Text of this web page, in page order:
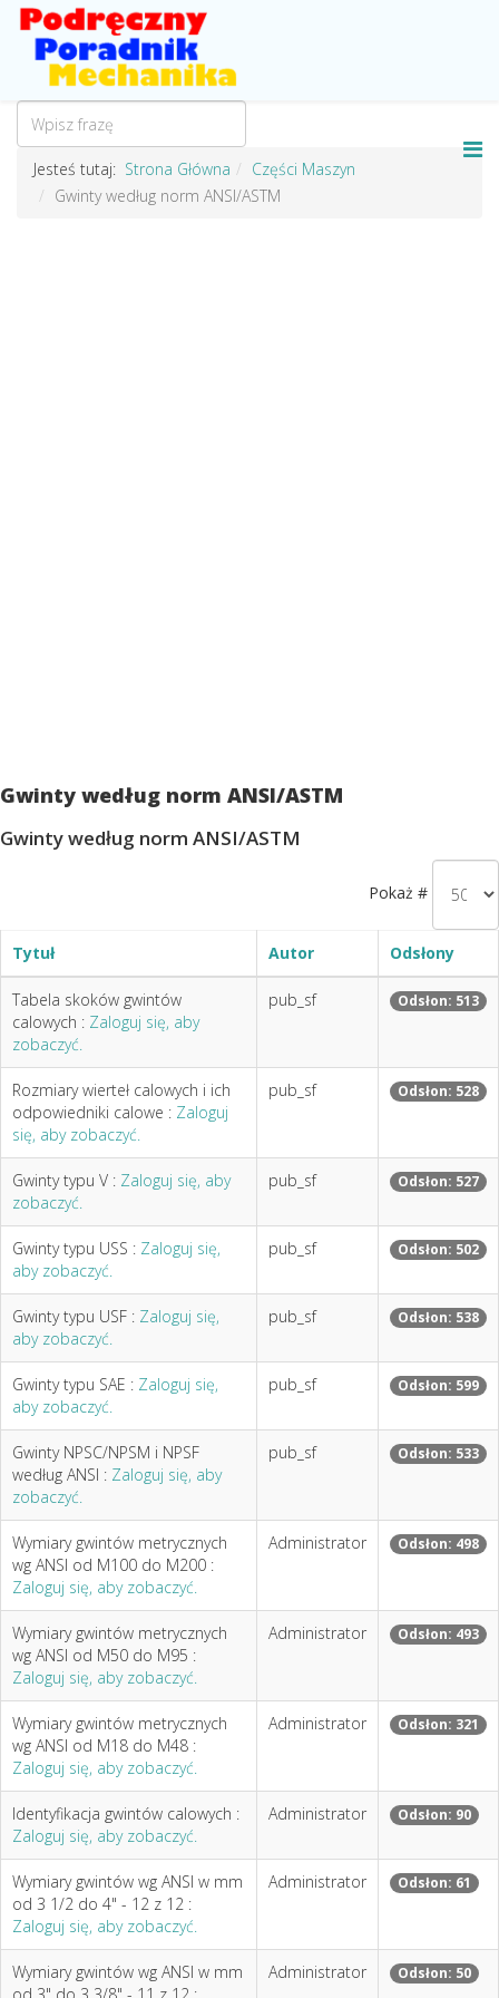
Jesteś tutaj: Strona Główna
Części Maszyn
Gwinty według norm ANSI/ASTM
Gwinty według norm ANSI/ASTM
Gwinty według norm ANSI/ASTM
Pokaż #
Tytuł Autor Odsłony
Tabela skoków gwintów
calowych : Zaloguj się, aby
zobaczyć.
pub_sf Odsłon: 513
Rozmiary wierteł calowych i ich
odpowiedniki calowe : Zaloguj
się, aby zobaczyć.
pub_sf Odsłon: 528
Gwinty typu V : Zaloguj się, aby
zobaczyć.
pub_sf Odsłon: 527
Gwinty typu USS : Zaloguj się,
aby zobaczyć.
pub_sf Odsłon: 502
Gwinty typu USF : Zaloguj się,
aby zobaczyć.
pub_sf Odsłon: 538
Gwinty typu SAE : Zaloguj się,
aby zobaczyć.
pub_sf Odsłon: 599
Gwinty NPSC/NPSM i NPSF
według ANSI : Zaloguj się, aby
zobaczyć.
pub_sf Odsłon: 533
Wymiary gwintów metrycznych
wg ANSI od M100 do M200 :
Zaloguj się, aby zobaczyć.
Administrator Odsłon: 498
Wymiary gwintów metrycznych
wg ANSI od M50 do M95 :
Zaloguj się, aby zobaczyć.
Administrator Odsłon: 493
Wymiary gwintów metrycznych
wg ANSI od M18 do M48 :
Zaloguj się, aby zobaczyć.
Administrator Odsłon: 321
Identyfikacja gwintów calowych :
Zaloguj się, aby zobaczyć.
Administrator Odsłon: 90
Wymiary gwintów wg ANSI w mm
od 3 1/2 do 4" - 12 z 12 :
Zaloguj się, aby zobaczyć.
Administrator Odsłon: 61
Wymiary gwintów wg ANSI w mm
Administrator Odsłon: 50